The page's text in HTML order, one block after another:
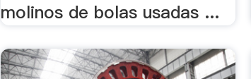
molinos de bolas usadas ...